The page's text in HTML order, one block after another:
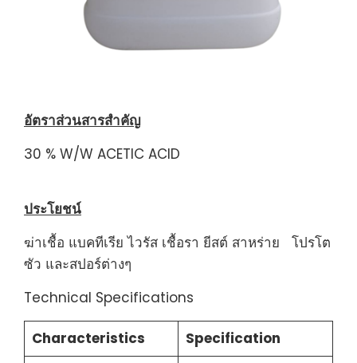
อัตราส่วนสารสำคัญ
30 % W/W ACETIC ACID
ประโยชน์
ฆ่าเชื้อ แบคทีเรีย ไวรัส เชื้อรา ยีสต์ สาหร่าย โปรโต
ซัว และสปอร์ต่างๆ
Technical Specifications
Characteristics
Specification